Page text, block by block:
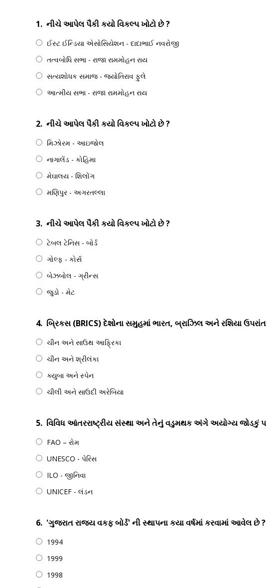
1. નીચે આપેલ પૈકી કયો વિકલ્પ ખોટો છે ?
ઈસ્ટ ઈન્ડિયા એસોસિયેશન - દાદાભાઈ નવરોજી
તત્વબોધિ સભા - રાજા રામમોહન રાય
સત્યશોધક સમાજ - જ્યોતિરાવ ફુલે
આત્મીય સભા - રાજા રામમોહન રાય
2. નીચે આપેલ પૈકી કયો વિકલ્પ ખોટો છે ?
મિઝોરમ - આઇજોલ
નાગાલેંડ - કોહિમા
મેઘાલય - શિલોંગ
મણિપુર - અગરતલ્લા
3. નીચે આપેલ પૈકી કયો વિકલ્પ ખોટો છે ?
ટેબલ ટેનિસ - બોર્ડ
ગોલ્ફ - કોર્સ
બેઝબોલ - ગ્રીન્સ
જુડો - મેટ
4. બ્રિકસ (BRICS) દેશોના સમુહમાં ભારત, બ્રાઝિલ અને રશિયા
ચીન અને સાઉથ આફ્રિકા
ચીન અને શ્રીલંકા
ક્યુબા અને સ્પેન
ચીલી અને સાઉદી અરેબિયા
5. વિવિધ આંતરરાષ્ટ્રીય સંસ્થા અને તેનું વડુમથક અંગે અયોગ્ય જોડકું
FAO – રોમ
UNESCO - પેરિસ
ILO - જીનિવા
UNICEF - લંડન
6. 'ગુજરાત રાજ્ય વકફ બોર્ડ' ની સ્થાપના કયા વર્ષમાં કરવામાં આવેલ છે ?
1994
1999
1998